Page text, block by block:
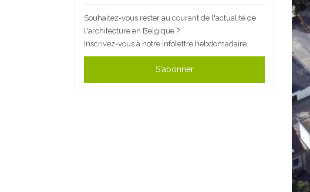
Souhaitez-vous rester au courant de l'actualité de
l'architecture en Belgique ?
Inscrivez-vous à notre infolettre hebdomadaire.
S'abonner